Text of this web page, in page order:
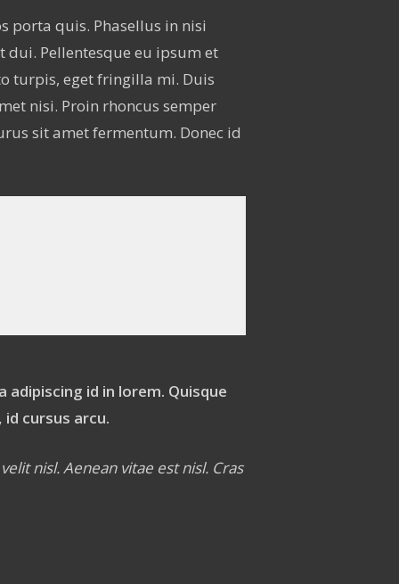
porta quis. Phasellus in nisi
Pellentesque eu ipsum et
turpis, eget fringilla mi. Duis
nisi. Proin rhoncus semper
sit amet fermentum. Donec id
id in lorem. Quisque
cursus arcu.
nisl. Aenean vitae est nisl. Cras